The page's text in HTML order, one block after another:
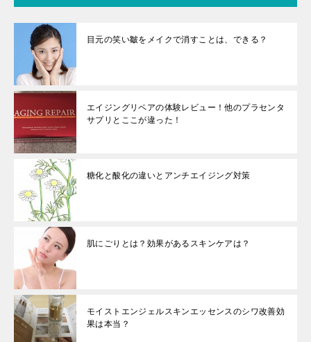
目元の笑い皺をメイクで消すことは、できる？
エイジングリペアの体験レビュー！他のプラセンタ
サプリとここが違った！
糖化と酸化の違いとアンチエイジング対策
肌にごりとは？効果があるスキンケアは？
モイストエンジェルスキンエッセンスのシワ改善効
果は本当？